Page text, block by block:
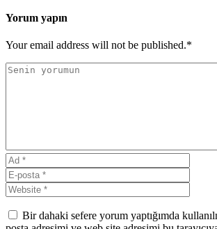
Yorum yapın
Your email address will not be published.*
Bir dahaki sefere yorum yaptığımda